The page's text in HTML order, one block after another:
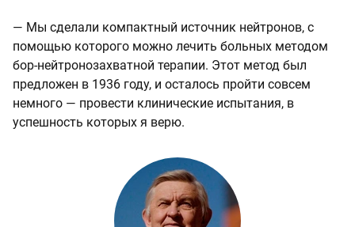
— Мы сделали компактный источник нейтронов, с
помощью которого можно лечить больных методом
бор-нейтронозахватной терапии. Этот метод был
предложен в 1936 году, и осталось пройти совсем
немного — провести клинические испытания, в
успешность которых я верю.